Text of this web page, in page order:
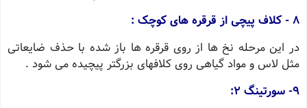
8 - کلاف پیچی از قرقره های کوچک :
در این مرحله نخ ها از روی قرقره ها باز شده با حذف ضایعاتی
مثل لاس و مواد گیاهی روی کلافهای بزرگتر پیچیده می شود .
9- سورتینگ 2: